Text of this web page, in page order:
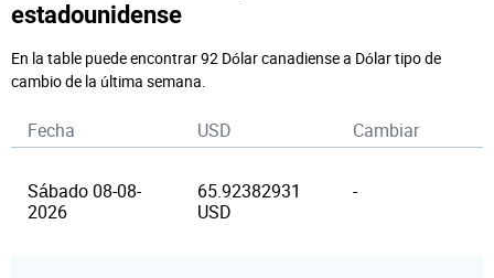
estadounidense
En la table puede encontrar 92 Dólar canadiense a Dólar tipo de
cambio de la última semana.
Fecha USD Cambiar
Sábado 08-08-
2026
65.92382931
USD
-